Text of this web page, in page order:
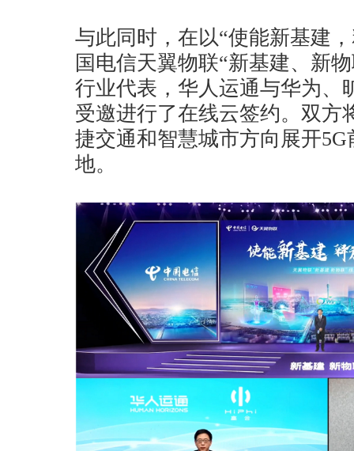
与此同时，在以“使能新基建
国电信天翼物联“新基建、新
行业代表，华人运通与华为、
受邀进行了在线云签约。双方
捷交通和智慧城市方向展开
地。